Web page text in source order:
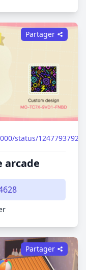
status/
arcade
Partager
Partager